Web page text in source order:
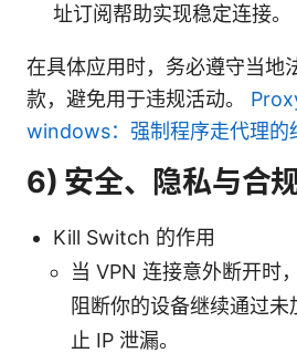
址订阅帮助实现稳定连接。
在具体应用时，务必遵守当地
款，避免用于违规活动。
windows：强制程序走代理的
6) 安全、隐私与合
Kill Switch 的作用
当 VPN 连接意外断开时
阻断你的设备继续通过
止 IP 泄漏。